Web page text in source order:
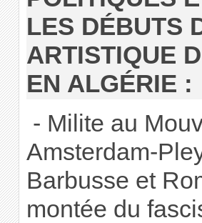
LES DÉBUTS
ARTISTIQUE
EN ALGÉRIE :
- Milite au
Amsterdam-
Barbusse et
montée du